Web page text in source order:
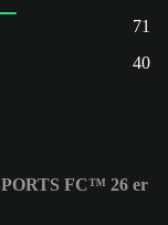
71
40
FC™ 26 er